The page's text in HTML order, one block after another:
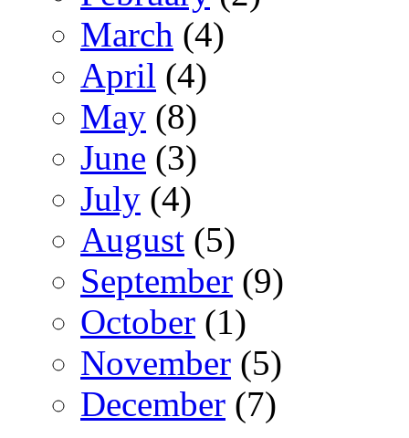
March (4)
April (4)
May (8)
June (3)
July (4)
August (5)
September (9)
October (1)
November (5)
December (7)